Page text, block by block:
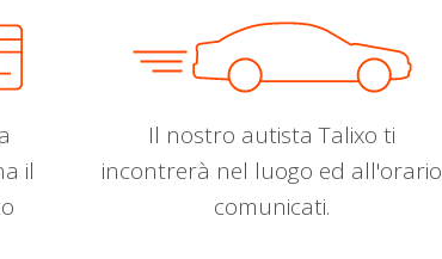
il
Il nostro autista Talixo ti
incontrerà nel luogo ed all'orario
comunicati.